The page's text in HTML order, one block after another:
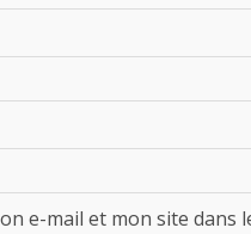
e-mail et mon site